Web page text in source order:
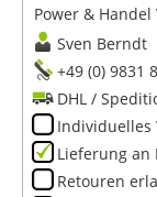
Power &
Sven Berndt
+49 (0) 9831
DHL /
Individuelles
Lieferung an
Retouren